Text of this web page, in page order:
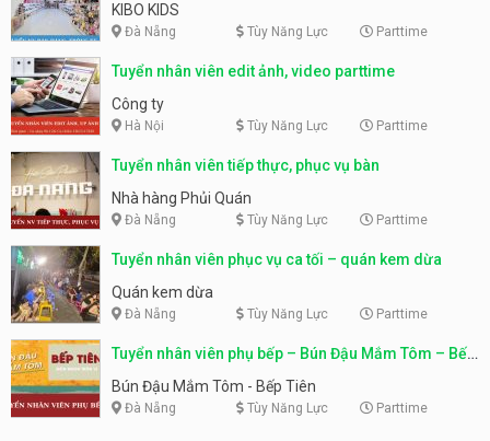
KIBO KIDS
Đà Nẵng Tùy Năng Lực Parttime
Tuyển nhân viên edit ảnh, video parttime
Công ty
Hà Nội Tùy Năng Lực Parttime
Tuyển nhân viên tiếp thực, phục vụ bàn
Nhà hàng Phủi Quán
Đà Nẵng Tùy Năng Lực Parttime
Tuyển nhân viên phục vụ ca tối – quán kem dừa
Quán kem dừa
Đà Nẵng Tùy Năng Lực Parttime
Tuyển nhân viên phụ bếp – Bún Đậu Mắm Tôm – Bếp
Tiên
Bún Đậu Mắm Tôm - Bếp Tiên
Đà Nẵng Tùy Năng Lực Parttime